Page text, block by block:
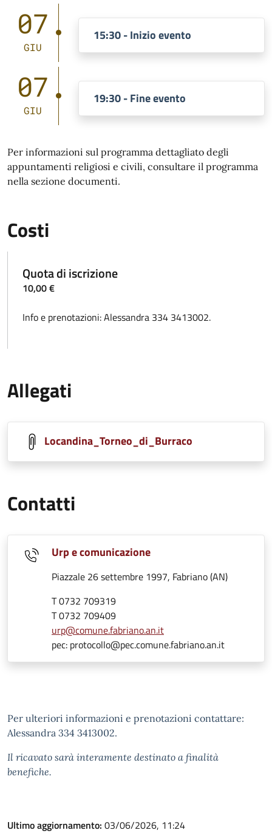
07
GIU
15:30 - Inizio evento
07
GIU
19:30 - Fine evento
Per informazioni sul programma dettagliato degli
appuntamenti religiosi e civili, consultare il programma
nella sezione documenti.
Costi
Quota di iscrizione
10,00 €
Info e prenotazioni: Alessandra 334 3413002.
Allegati
Locandina_Torneo_di_Burraco
Contatti
Urp e comunicazione
Piazzale 26 settembre 1997, Fabriano (AN)
T 0732 709319
T 0732 709409
urp@comune.fabriano.an.it
pec: protocollo@pec.comune.fabriano.an.it
Per ulteriori informazioni e prenotazioni contattare:
Alessandra 334 3413002.
Il ricavato sarà interamente destinato a finalità
benefiche.
Ultimo aggiornamento: 03/06/2026, 11:24